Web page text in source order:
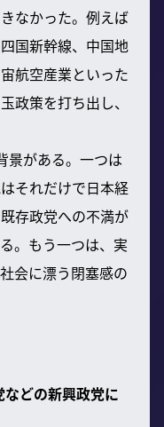
なかった。例えば
国新幹線、中国地
航空産業といった
政策を打ち出し、
景がある。一つは
それだけで日本経
存政党への不満が
。もう一つは、実
会に漂う閉塞感の
どの新興政党に